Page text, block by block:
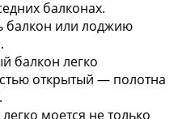
балконах.
балкон или лоджию
балкон легко
открытый — полотна
моется не только